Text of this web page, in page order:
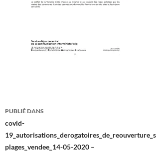
Navigation
des
articles
PUBLIÉ DANS
covid-
plages_vendee_14-05-2020 –